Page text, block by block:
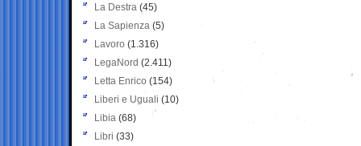
La Destra (45)
La Sapienza (5)
Lavoro (1.316)
LegaNord (2.411)
Letta Enrico (154)
Liberi e Uguali (10)
Libia (68)
Libri (33)